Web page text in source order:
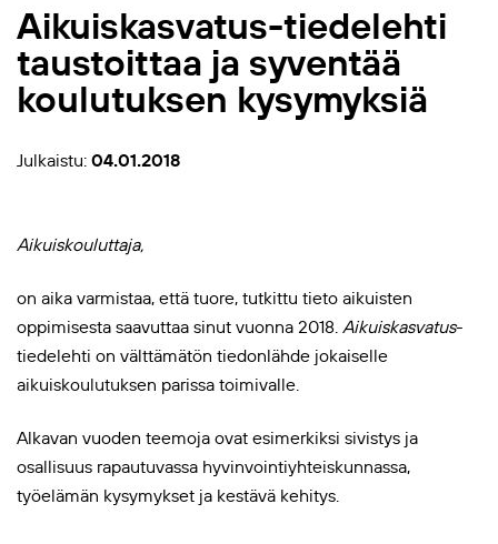
Aikuiskasvatus-tiedelehti
taustoittaa ja syventää
koulutuksen kysymyksiä
Julkaistu: 04.01.2018
Aikuiskouluttaja,
on aika varmistaa, että tuore, tutkittu tieto aikuisten
oppimisesta saavuttaa sinut vuonna 2018. Aikuiskasvatus-
tiedelehti on välttämätön tiedonlähde jokaiselle
aikuiskoulutuksen parissa toimivalle.
Alkavan vuoden teemoja ovat esimerkiksi sivistys ja
osallisuus rapautuvassa hyvinvointiyhteiskunnassa,
työelämän kysymykset ja kestävä kehitys.